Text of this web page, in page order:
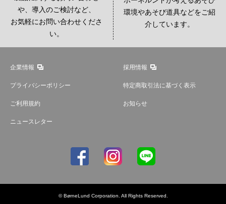
や、導入のご検討など、
お気軽にお問い合わせくださ
い。
環境やあそび道具などをご紹
介しています。
企業情報 採用情報
プライバシーポリシー 特定商取引法に基づく表示
ご利用規約 お知らせ
ニュースレター
© BørneLund Corporation. All Rights Reserved.